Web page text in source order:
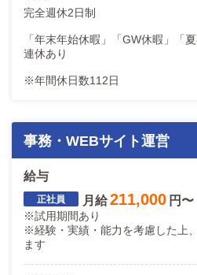
完全週休2日制
「年末年始休暇」「GW休暇」「
連休あり
※年間休日数112日
事務・WEBサイト運営
給与
月給211,000 円〜
※試用期間あり
※経験・実績・能力を考慮した上
ます